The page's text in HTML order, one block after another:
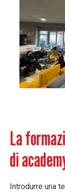
La
di
Introdurre una